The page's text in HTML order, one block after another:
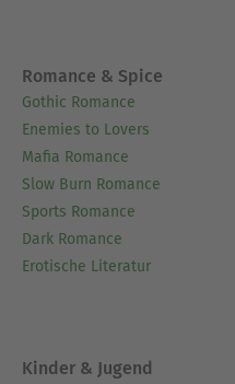
Romance & Spice
Gothic Romance
Enemies to Lovers
Mafia Romance
Slow Burn Romance
Sports Romance
Dark Romance
Erotische Literatur
Kinder & Jugend